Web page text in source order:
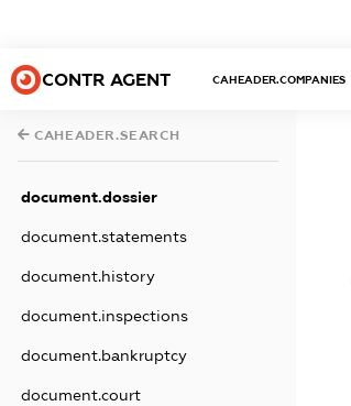
CONTR AGENT CAHEADER.COMPANIES
CAHEADER.SEARCH
document.dossier
document.statements
document.history
document.inspections
document.bankruptcy
document.court